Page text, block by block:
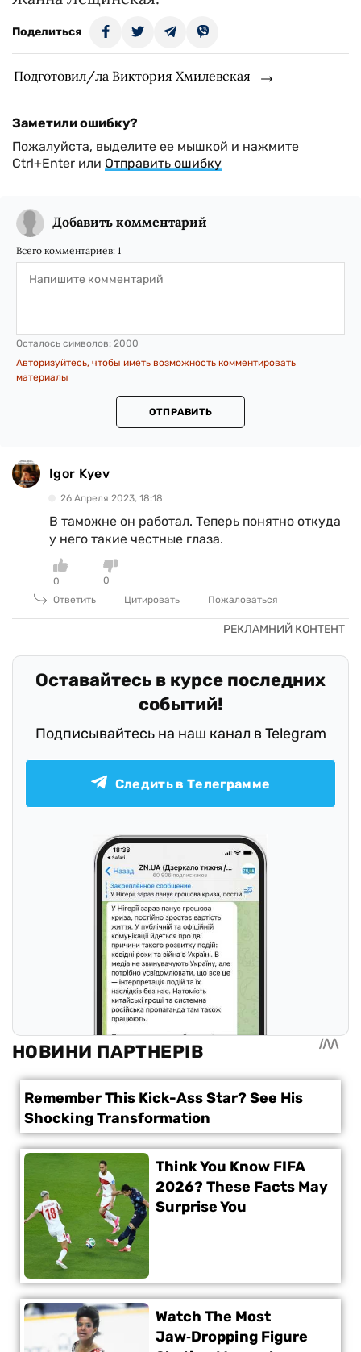
Поделиться
Подготовил/ла Виктория Хмилевская
Заметили ошибку?
Пожалуйста, выделите ее мышкой и нажмите
Ctrl+Enter или Отправить ошибку
Добавить комментарий
Всего комментариев: 1
Осталось символов: 2000
Авторизуйтесь, чтобы иметь возможность комментировать
материалы
ОТПРАВИТЬ
Igor Kyev
26 Апреля 2023, 18:18
В таможне он работал. Теперь понятно откуда
у него такие честные глаза.
0
0
Ответить
Цитировать Пожаловаться
Оставайтесь в курсе последних
событий!
Подписывайтесь на наш канал в Telegram
Следить в Телеграмме